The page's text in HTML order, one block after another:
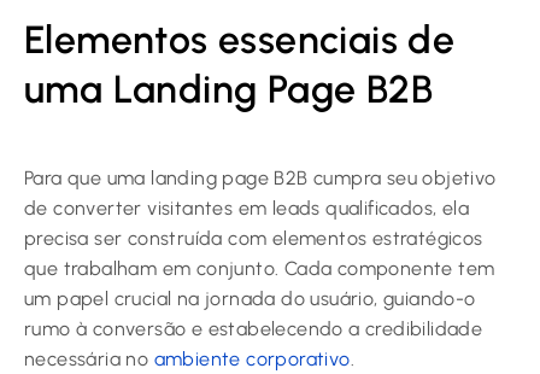
Elementos essenciais de
uma Landing Page B2B
Para que uma landing page B2B cumpra seu objetivo
de converter visitantes em leads qualificados, ela
precisa ser construída com elementos estratégicos
que trabalham em conjunto. Cada componente tem
um papel crucial na jornada do usuário, guiando-o
rumo à conversão e estabelecendo a credibilidade
necessária no ambiente corporativo